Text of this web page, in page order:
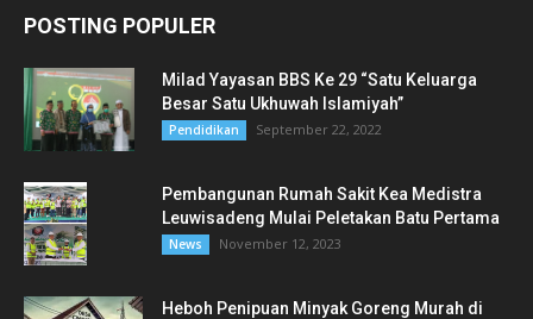
POSTING POPULER
Milad Yayasan BBS Ke 29 “Satu Keluarga
Besar Satu Ukhuwah Islamiyah”
Pendidikan September 22, 2022
Pembangunan Rumah Sakit Kea Medistra
Leuwisadeng Mulai Peletakan Batu Pertama
News November 12, 2023
Heboh Penipuan Minyak Goreng Murah di